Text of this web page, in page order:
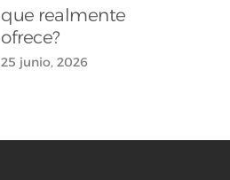
que realmente
ofrece?
25 junio, 2026